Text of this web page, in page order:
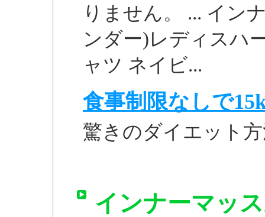
りません。 ... イン
ンダー)レディスハ
ャツ ネイビ...
食事制限なしで
驚きのダイエット
インナーマッ